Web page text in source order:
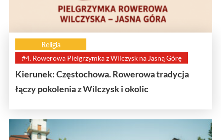
Religia
#4. Rowerowa Pielgrzymka z Wilczysk na Jasną Górę
Kierunek: Częstochowa. Rowerowa tradycja
łączy pokolenia z Wilczysk i okolic